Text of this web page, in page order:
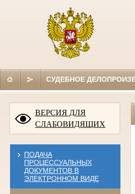
СУДЕБНОЕ
ВЕРСИЯ ДЛЯ
СЛАБОВИДЯЩИХ
ПОДАЧА
ПРОЦЕССУАЛЬНЫХ
ДОКУМЕНТОВ В
ЭЛЕКТРОННОМ ВИДЕ